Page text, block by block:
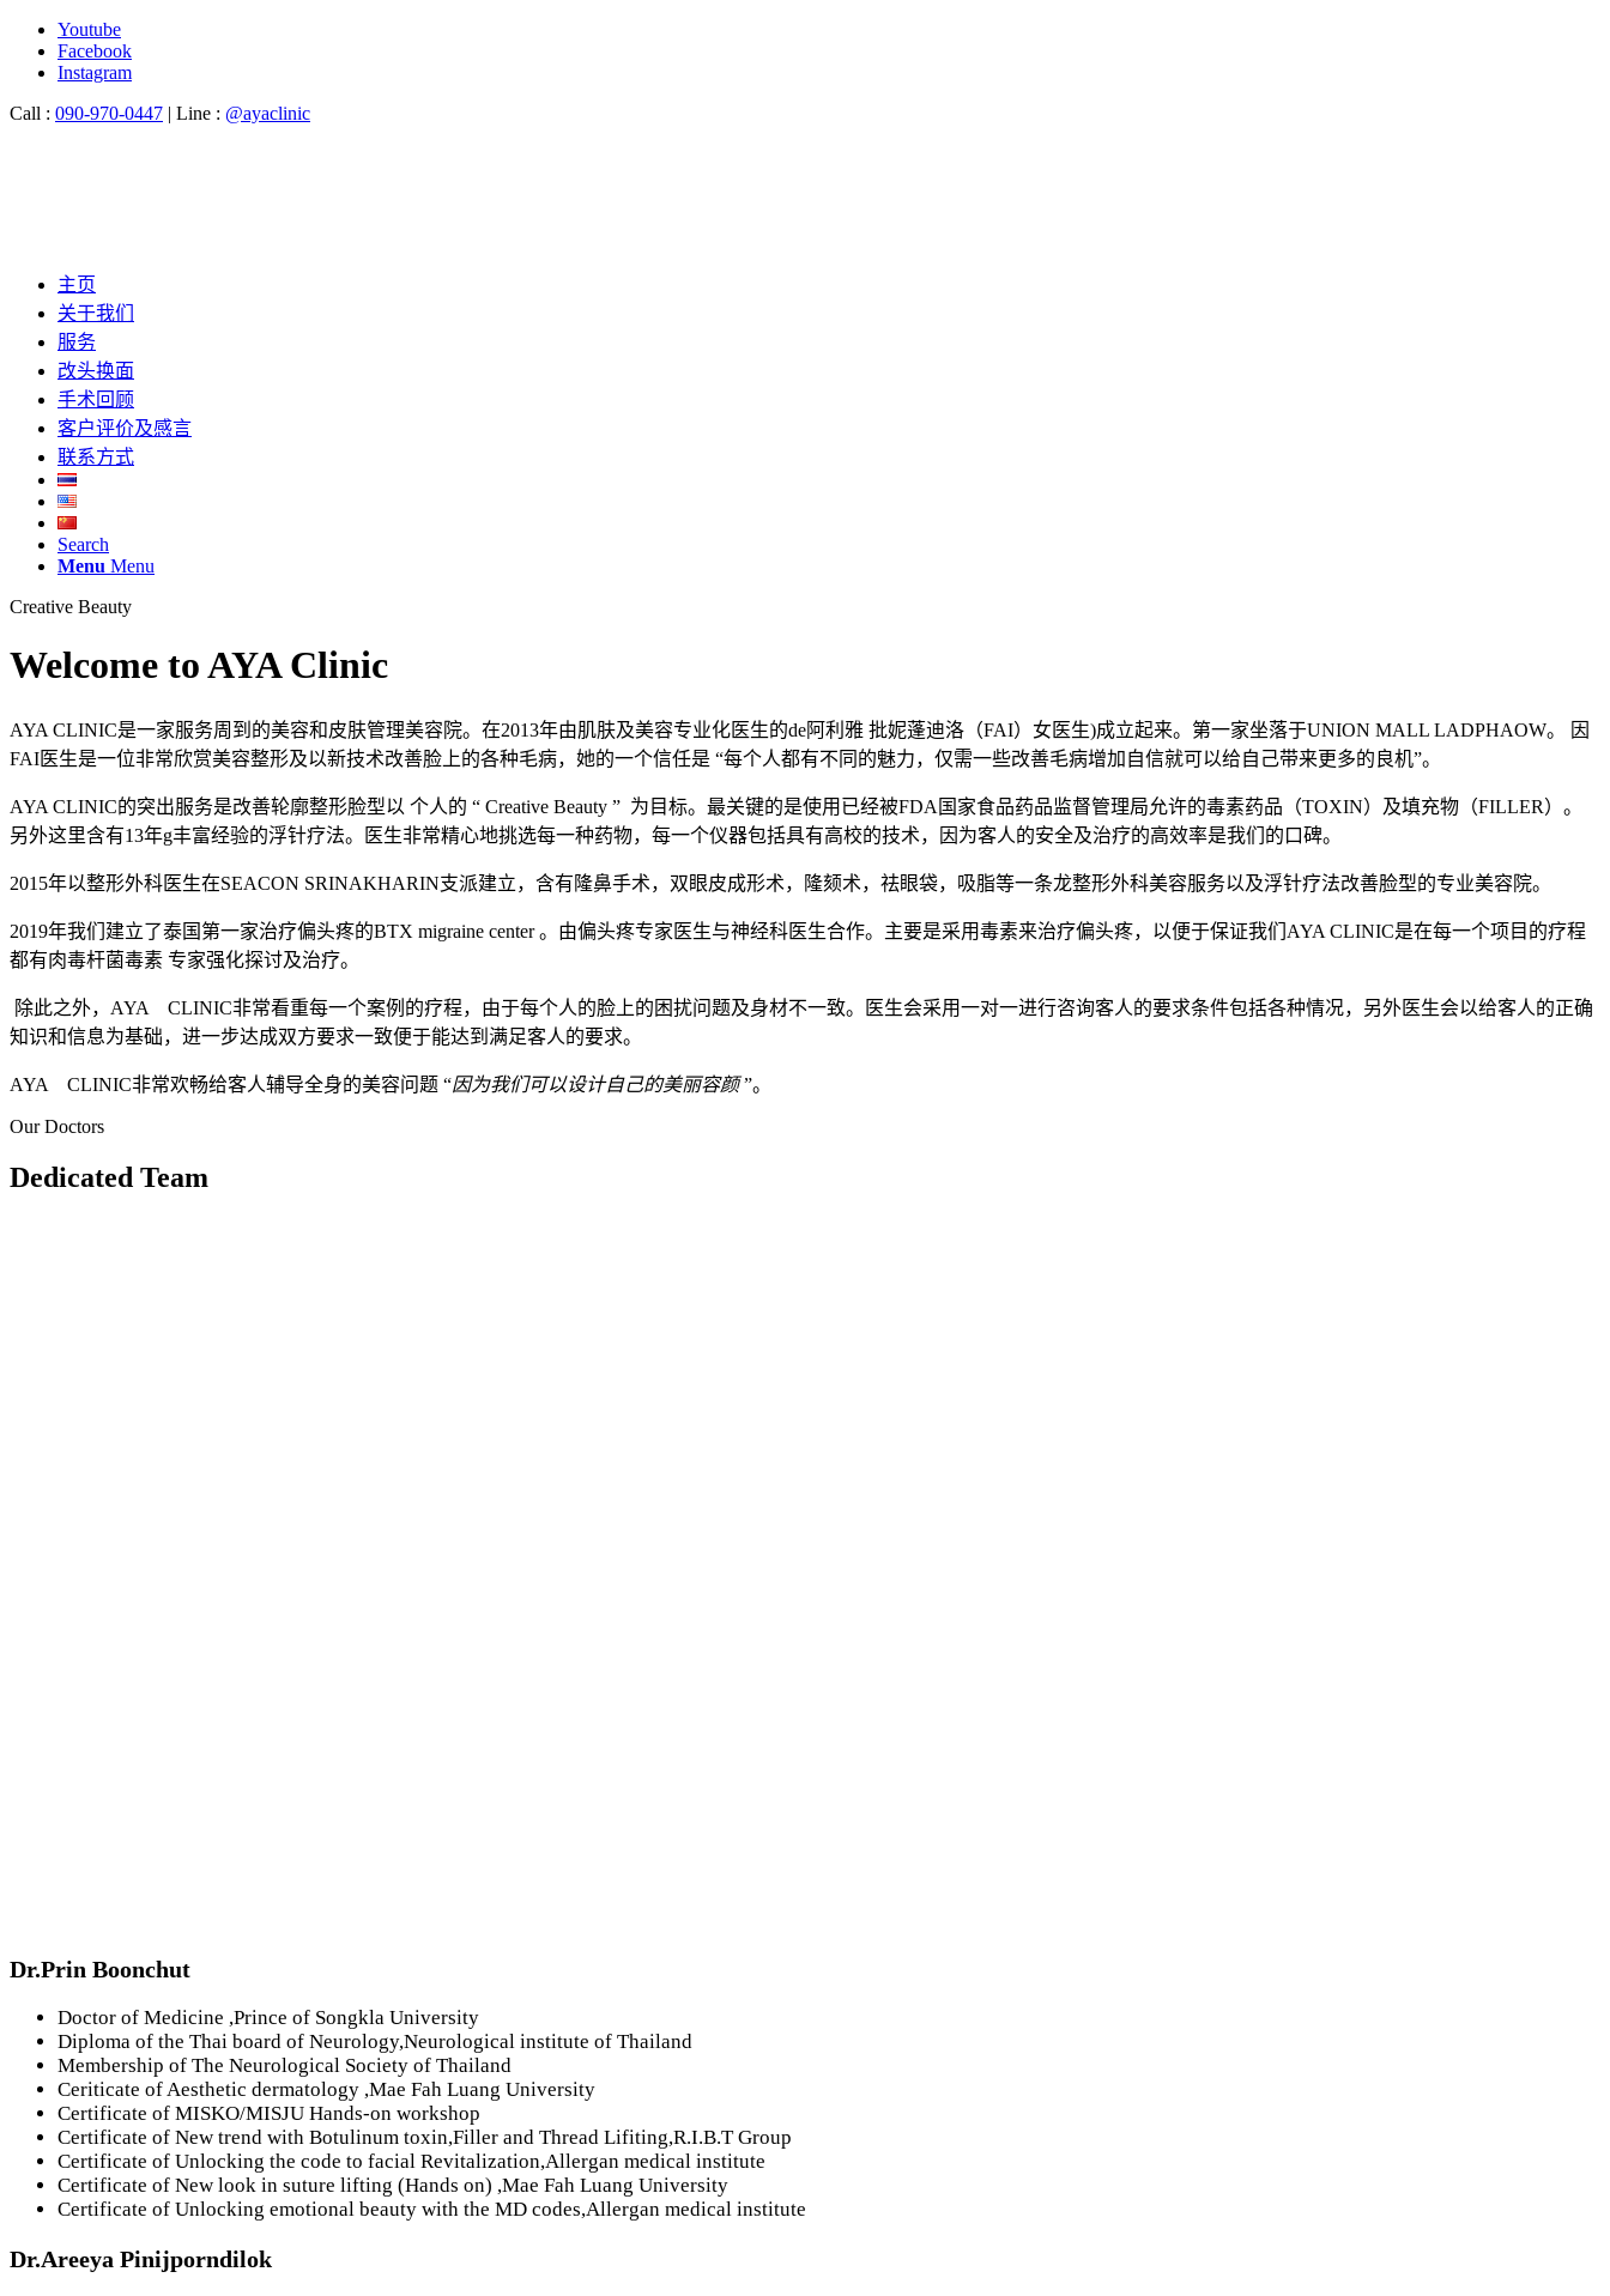
Youtube
Facebook
Instagram
Call : 090-970-0447 | Line : @ayaclinic
主页
关于我们
服务
改头换面
手术回顾
客户评价及感言
联系方式
Search
Menu Menu
Creative Beauty
Welcome to AYA Clinic
AYA CLINIC是一家服务周到的美容和皮肤管理美容院。在2013年由肌肤及美容专业化医生的de阿利雅 批妮蓬迪洛（FAI）女医生)成立起来。第一家坐落于UNION MALL LADPHAOW。 因
FAI医生是一位非常欣赏美容整形及以新技术改善脸上的各种毛病，她的一个信任是 “每个人都有不同的魅力，仅需一些改善毛病增加自信就可以给自己带来更多的良机”。
AYA CLINIC的突出服务是改善轮廓整形脸型以 个人的 “ Creative Beauty ” 为目标。最关键的是使用已经被FDA国家食品药品监督管理局允许的毒素药品（TOXIN）及填充物（FILLER）。
另外这里含有13年g丰富经验的浮针疗法。医生非常精心地挑选每一种药物，每一个仪器包括具有高校的技术，因为客人的安全及治疗的高效率是我们的口碑。
2015年以整形外科医生在SEACON SRINAKHARIN支派建立，含有隆鼻手术，双眼皮成形术，隆颏术，祛眼袋，吸脂等一条龙整形外科美容服务以及浮针疗法改善脸型的专业美容院。
2019年我们建立了泰国第一家治疗偏头疼的BTX migraine center 。由偏头疼专家医生与神经科医生合作。主要是采用毒素来治疗偏头疼，以便于保证我们AYA CLINIC是在每一个项目的疗程
都有肉毒杆菌毒素 专家强化探讨及治疗。
除此之外，AYA CLINIC非常看重每一个案例的疗程，由于每个人的脸上的困扰问题及身材不一致。医生会采用一对一进行咨询客人的要求条件包括各种情况，另外医生会以给客人的正确
知识和信息为基础，进一步达成双方要求一致便于能达到满足客人的要求。
AYA CLINIC非常欢畅给客人辅导全身的美容问题 “因为我们可以设计自己的美丽容颜”。
Our Doctors
Dedicated Team
Dr.Prin Boonchut
Doctor of Medicine ,Prince of Songkla University
Diploma of the Thai board of Neurology,Neurological institute of Thailand
Membership of The Neurological Society of Thailand
Ceriticate of Aesthetic dermatology ,Mae Fah Luang University
Certificate of MISKO/MISJU Hands-on workshop
Certificate of New trend with Botulinum toxin,Filler and Thread Lifiting,R.I.B.T Group
Certificate of Unlocking the code to facial Revitalization,Allergan medical institute
Certificate of New look in suture lifting (Hands on) ,Mae Fah Luang University
Certificate of Unlocking emotional beauty with the MD codes,Allergan medical institute
Dr.Areeya Pinijporndilok